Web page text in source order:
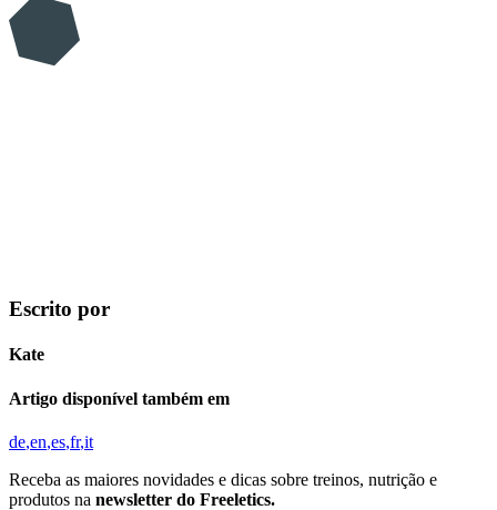
Escrito por
Kate
Artigo disponível também em
de en es fr it
Receba as maiores novidades e dicas sobre treinos, nutrição e
produtos na newsletter do Freeletics.